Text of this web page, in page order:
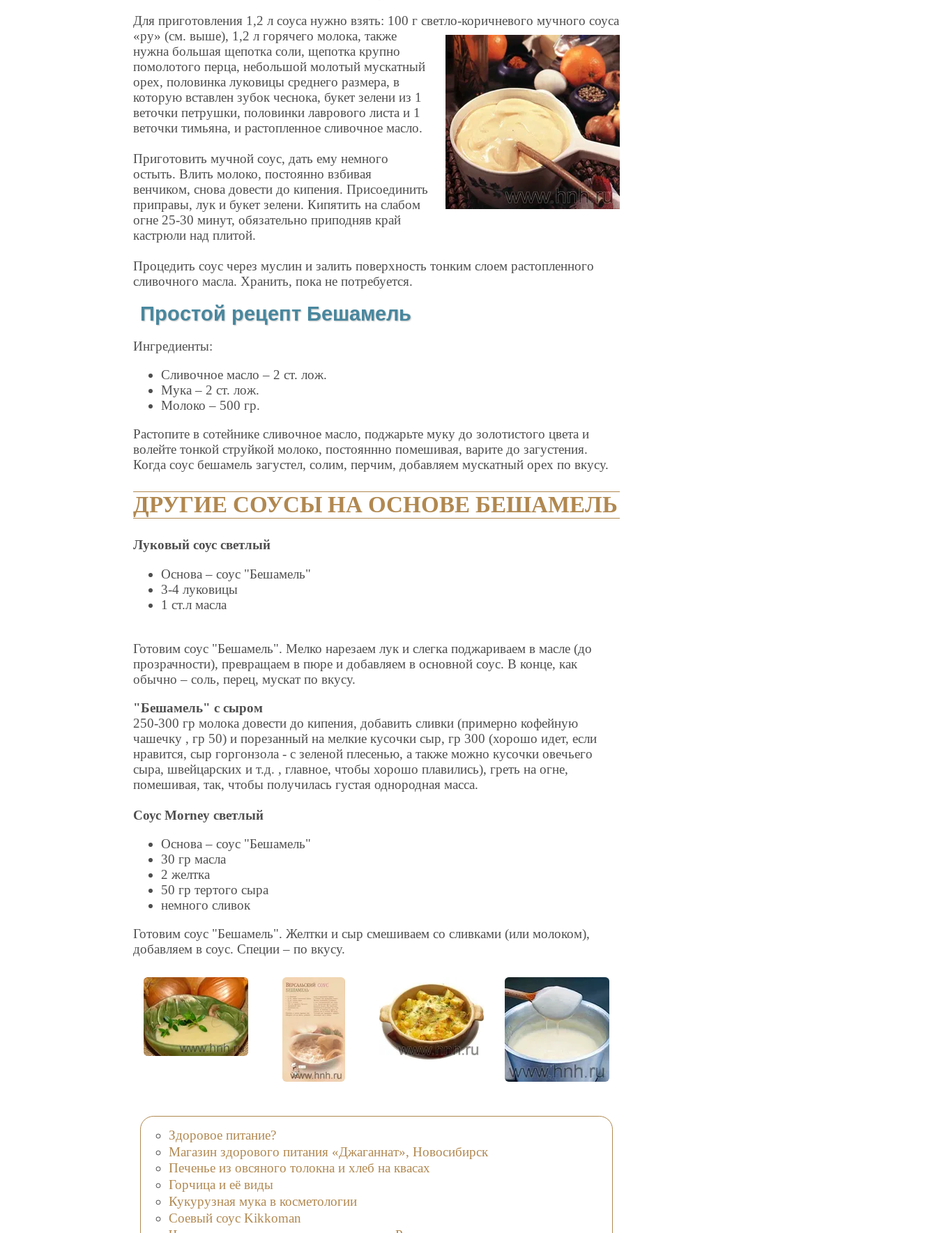
Для приготовления 1,2 л соуса нужно взять: 100 г светло-коричневого мучного соуса
«ру» (см. выше), 1,2 л горячего молока, также
нужна большая щепотка соли, щепотка крупно
помолотого перца, небольшой молотый мускатный
орех, половинка луковицы среднего размера, в
которую вставлен зубок чеснока, букет зелени из 1
веточки петрушки, половинки лаврового листа и 1
веточки тимьяна, и растопленное сливочное масло.
Приготовить мучной соус, дать ему немного
остыть. Влить молоко, постоянно взбивая
венчиком, снова довести до кипения. Присоединить
приправы, лук и букет зелени. Кипятить на слабом
огне 25-30 минут, обязательно приподняв край
кастрюли над плитой.
Процедить соус через муслин и залить поверхность тонким слоем растопленного
сливочного масла. Хранить, пока не потребуется.
Простой рецепт Бешамель
Ингредиенты:
Сливочное масло – 2 ст. лож.
Мука – 2 ст. лож.
Молоко – 500 гр.
Растопите в сотейнике сливочное масло, поджарьте муку до золотистого цвета и
волейте тонкой струйкой молоко, постояннно помешивая, варите до загустения.
Когда соус бешамель загустел, солим, перчим, добавляем мускатный орех по вкусу.
ДРУГИЕ СОУСЫ НА ОСНОВЕ БЕШАМЕЛЬ
Луковый соус светлый
Основа – соус "Бешамель"
3-4 луковицы
1 ст.л масла
Готовим соус "Бешамель". Мелко нарезаем лук и слегка поджариваем в масле (до
прозрачности), превращаем в пюре и добавляем в основной соус. В конце, как
обычно – соль, перец, мускат по вкусу.
"Бешамель" с сыром
250-300 гр молока довести до кипения, добавить сливки (примерно кофейную
чашечку , гр 50) и порезанный на мелкие кусочки сыр, гр 300 (хорошо идет, если
нравится, сыр горгонзола - с зеленой плесенью, а также можно кусочки овечьего
сыра, швейцарских и т.д. , главное, чтобы хорошо плавились), греть на огне,
помешивая, так, чтобы получилась густая однородная масса.
Соус Morneу светлый
Основа – соус "Бешамель"
30 гр масла
2 желтка
50 гр тертого сыра
немного сливок
Готовим соус "Бешамель". Желтки и сыр смешиваем со сливками (или молоком),
добавляем в соус. Специи – по вкусу.
Здоровое питание?
Магазин здорового питания «Джаганнат», Новосибирск
Печенье из овсяного толокна и хлеб на квасах
Горчица и её виды
Кукурузная мука в косметологии
Соевый соус Kikkoman